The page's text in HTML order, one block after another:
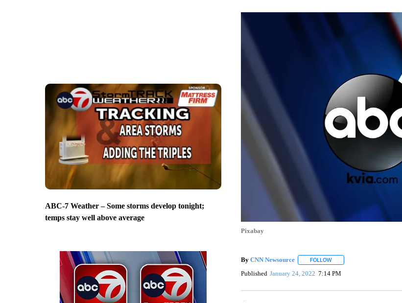
ABC-7 Weather – Some storms develop tonight;
temps stay well above average
Pixabay
By CNN Newsource FOLLOWFOLLOW "" TO RECEIVE
Published January 24, 2022 7:14 PM